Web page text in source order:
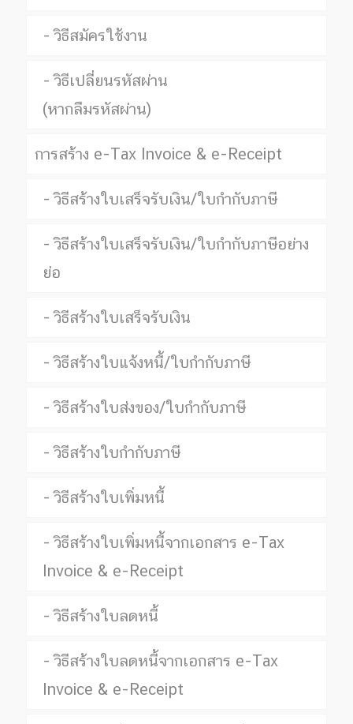
วิธีสมัครใช้งาน
วิธีเปลี่ยนรหัสผ่าน
(หากลืมรหัสผ่าน)
การสร้าง e-Tax Invoice & e-Receipt
วิธีสร้างใบเสร็จรับเงิน/ใบกำกับภาษี
วิธีสร้างใบเสร็จรับเงิน/ใบกำกับภาษีอย่าง
ย่อ
วิธีสร้างใบเสร็จรับเงิน
วิธีสร้างใบแจ้งหนี้/ใบกำกับภาษี
วิธีสร้างใบส่งของ/ใบกำกับภาษี
วิธีสร้างใบกำกับภาษี
วิธีสร้างใบเพิ่มหนี้
วิธีสร้างใบเพิ่มหนี้จากเอกสาร e-Tax
Invoice & e-Receipt
วิธีสร้างใบลดหนี้
วิธีสร้างใบลดหนี้จากเอกสาร e-Tax
Invoice & e-Receipt